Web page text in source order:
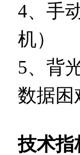
4、手
机）
5、背
数据困
技术指